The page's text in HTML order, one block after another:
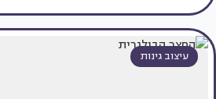
עיצוב גינות